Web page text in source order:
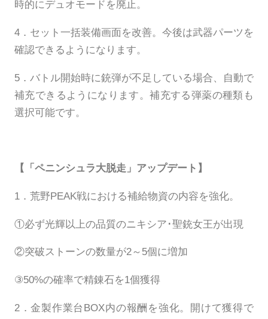
時的にデュオモードを廃止。
4．セット一括装備画面を改善。今後は武器パーツを
確認できるようになります。
5．バトル開始時に銃弾が不足している場合、自動で
補充できるようになります。補充する弾薬の種類も
選択可能です。
【「ペニンシュラ大脱走」アップデート】
1．荒野PEAK戦における補給物資の内容を強化。
①必ず光輝以上の品質のニキシア･聖銃女王が出現
②突破ストーンの数量が2～5個に増加
③50%の確率で精錬石を1個獲得
2．金製作業台BOX内の報酬を強化。開けて獲得で